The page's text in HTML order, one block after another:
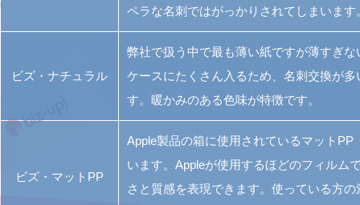
ペラな名刺ではがっかりされてしまいます
ビズ・ナチュラル
弊社で扱う中で最も薄い紙ですが薄すぎ
ケースにたくさん入るため、名刺交換が
す。暖かみのある色味が特徴です。
ビズ・マットPP
Apple製品の箱に使用されているマット
います。Appleが使用するほどのフィルム
さと質感を表現できます。使っている方